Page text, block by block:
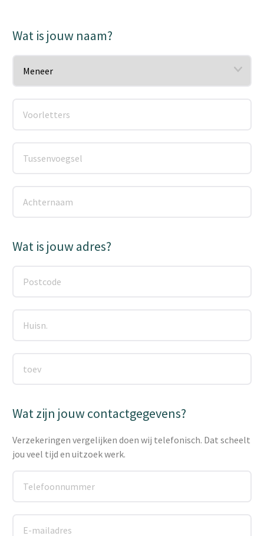
Wat is jouw naam?
Wat is jouw adres?
Wat zijn jouw contactgegevens?
Verzekeringen vergelijken doen wij telefonisch. Dat scheelt
jou veel tijd en uitzoek werk.